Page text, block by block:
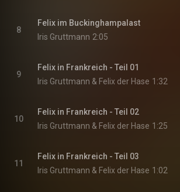
8
Felix im Buckinghampalast
Iris Gruttmann 2:05
9
Felix in Frankreich - Teil 01
Iris Gruttmann & Felix der Hase 1:32
10
Felix in Frankreich - Teil 02
Iris Gruttmann & Felix der Hase 1:25
11
Felix in Frankreich - Teil 03
Iris Gruttmann & Felix der Hase 1:02